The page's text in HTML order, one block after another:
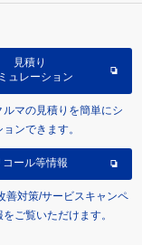
見積り
ュレーション
ルマの見積りを簡単にシ
ンできます。
コール等情報
善対策/サービスキャンペ
ご覧いただけます。